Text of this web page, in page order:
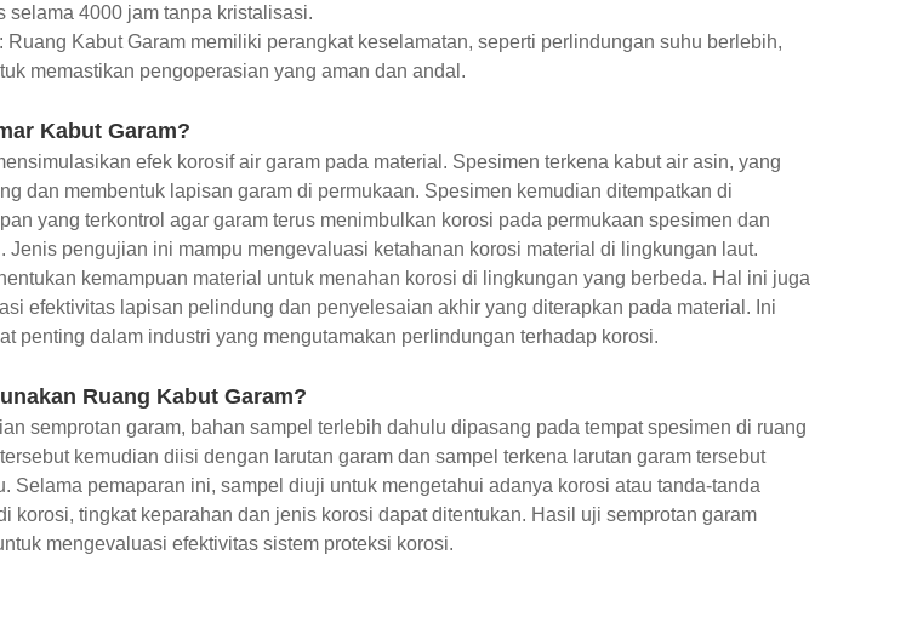
selama 4000 jam tanpa kristalisasi.
Ruang Kabut Garam memiliki perangkat keselamatan, seperti perlindungan suhu berlebih,
memastikan pengoperasian yang aman dan andal.
Kabut Garam?
efek korosif air garam pada material. Spesimen terkena kabut air asin, yang
dan membentuk lapisan garam di permukaan. Spesimen kemudian ditempatkan di
yang terkontrol agar garam terus menimbulkan korosi pada permukaan spesimen dan
Jenis pengujian ini mampu mengevaluasi ketahanan korosi material di lingkungan laut.
kemampuan material untuk menahan korosi di lingkungan yang berbeda. Hal ini juga
efektivitas lapisan pelindung dan penyelesaian akhir yang diterapkan pada material. Ini
penting dalam industri yang mengutamakan perlindungan terhadap korosi.
Ruang Kabut Garam?
semprotan garam, bahan sampel terlebih dahulu dipasang pada tempat spesimen di ruang
kemudian diisi dengan larutan garam dan sampel terkena larutan garam tersebut
Selama pemaparan ini, sampel diuji untuk mengetahui adanya korosi atau tanda-tanda
korosi, tingkat keparahan dan jenis korosi dapat ditentukan. Hasil uji semprotan garam
mengevaluasi efektivitas sistem proteksi korosi.